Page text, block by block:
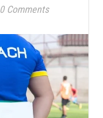
0 Comments